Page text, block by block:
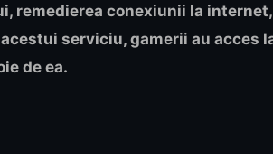
remedierea conexiunii la
serviciu, gamerii au acces
de ea.